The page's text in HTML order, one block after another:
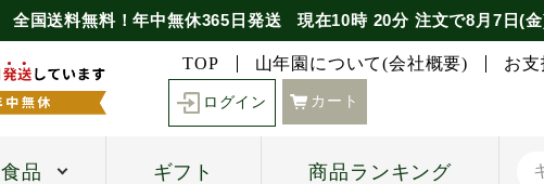
全国送料無料！年中無休365日発送 現在10時 20分 注文で8月7日(
TOP 山年園について(会社概要) お
ログイン カート
食品 ギフト 商品ランキング